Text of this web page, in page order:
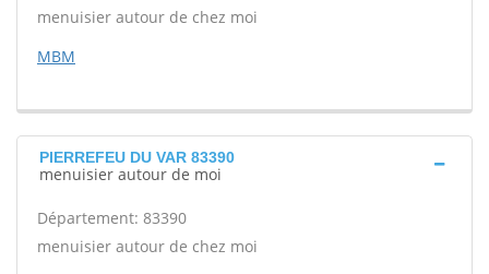
menuisier autour de chez moi
MBM
PIERREFEU DU VAR 83390
menuisier autour de moi
Département: 83390
menuisier autour de chez moi